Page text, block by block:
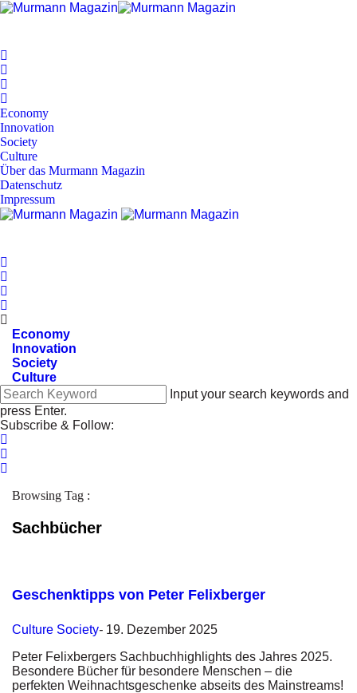
Economy
Innovation
Society
Culture
Über das Murmann Magazin
Datenschutz
Impressum
Economy
Innovation
Society
Culture
Input your search keywords and
press Enter.
Subscribe & Follow:
Browsing Tag :
Sachbücher
Geschenktipps von Peter Felixberger
Culture Society- 19. Dezember 2025
Peter Felixbergers Sachbuchhighlights des Jahres 2025.
Besondere Bücher für besondere Menschen – die
perfekten Weihnachtsgeschenke abseits des Mainstreams!